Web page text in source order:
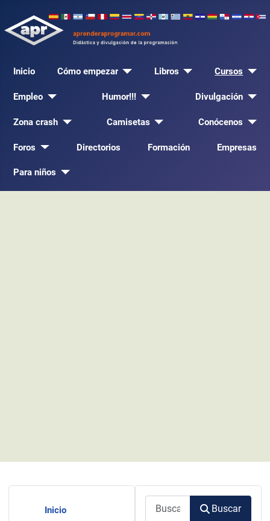
Inicio Cómo empezar Libros Cursos
Empleo Humor!!! Divulgación
Zona crash Camisetas Conócenos
Foros Directorios Formación Empresas
Para niños
Inicio Buscar